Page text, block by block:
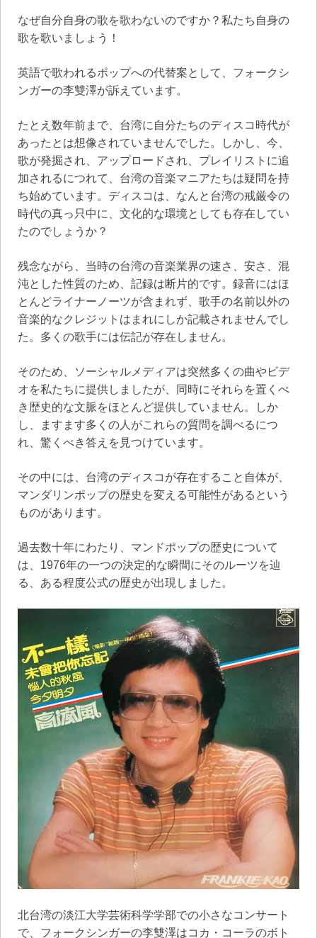
なぜ自分自身の歌を歌わないのですか？私たち自身の
歌を歌いましょう！
英語で歌われるポップへの代替案として、フォークシ
ンガーの李雙澤が訴えています。
たとえ数年前まで、台湾に自分たちのディスコ時代が
あったとは想像されていませんでした。しかし、今、
歌が発掘され、アップロードされ、プレイリストに追
加されるにつれて、台湾の音楽マニアたちは疑問を持
ち始めています。ディスコは、なんと台湾の戒厳令の
時代の真っ只中に、文化的な環境としても存在してい
たのでしょうか？
残念ながら、当時の台湾の音楽業界の速さ、安さ、混
沌とした性質のため、記録は断片的です。録音にはほ
とんどライナーノーツが含まれず、歌手の名前以外の
音楽的なクレジットはまれにしか記載されませんでし
た。多くの歌手には伝記が存在しません。
そのため、ソーシャルメディアは突然多くの曲やビデ
オを私たちに提供しましたが、同時にそれらを置くべ
き歴史的な文脈をほとんど提供していません。しか
し、ますます多くの人がこれらの質問を調べるにつ
れ、驚くべき答えを見つけています。
その中には、台湾のディスコが存在すること自体が、
マンダリンポップの歴史を変える可能性があるという
ものがあります。
過去数十年にわたり、マンドポップの歴史について
は、1976年の一つの決定的な瞬間にそのルーツを辿
る、ある程度公式の歴史が出現しました。
北台湾の淡江大学芸術科学学部での小さなコンサート
で、フォークシンガーの李雙澤はコカ・コーラのボト